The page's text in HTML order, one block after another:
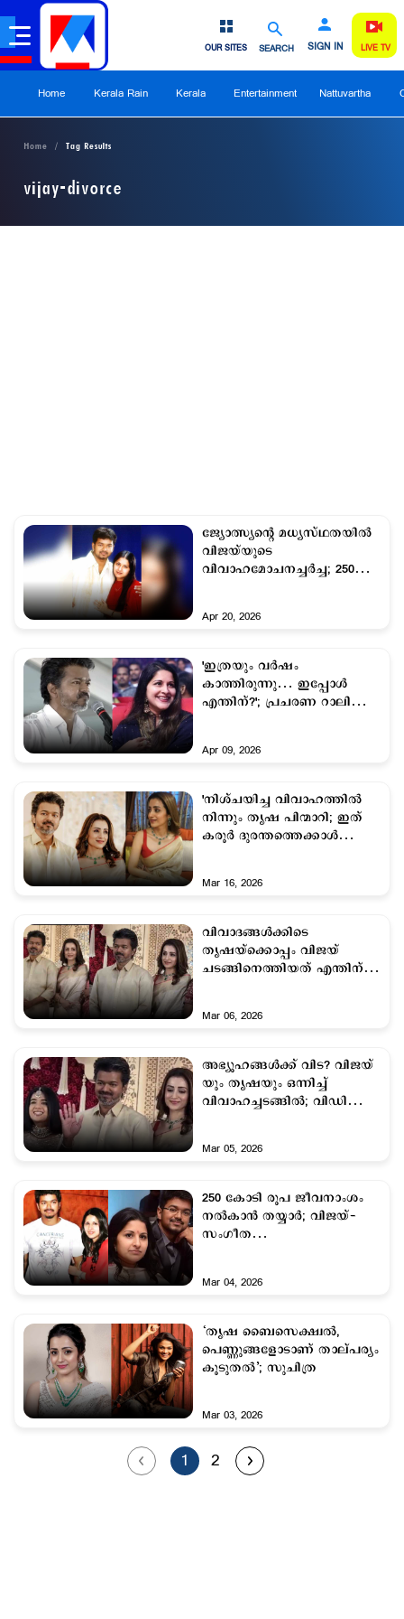
SEARCH SIGN IN
OUR SITES LIVE TV
Home Kerala Rain Kerala Entertainment Nattuvartha
Home Tag Results
vijay-divorce
ജ്യോത്സ്യന്റെ മധ്യസ്ഥതയില്‍
വി‍ജയ്​യുടെ
വിവാഹമോചനച്ചര്‍ച്ച; 250
Apr 20, 2026
'ഇത്രയും വർഷം
കാത്തിരുന്നു… ഇപ്പോൾ
എന്തിന്?'; പ്രചരണ റാലിയില്‍
Apr 09, 2026
'നിശ്ചയിച്ച വിവാഹത്തില്‍
നിന്നും തൃഷ പിന്മാറി; ഇത്
കരൂര്‍ ദുരന്തത്തെക്കാള്‍
Mar 16, 2026
വിവാദങ്ങള്‍ക്കിടെ
തൃഷയ്ക്കൊപ്പം വിജയ്
ചടങ്ങിനെത്തിയത് എന്തിന്?
Mar 06, 2026
അഭ്യൂഹങ്ങള്‍ക്ക് വിട? വിജയ്​
യും തൃഷയും ഒന്നിച്ച്
വിവാഹച്ചടങ്ങില്‍; വിഡിയോ
Mar 05, 2026
250 കോടി രൂപ ജീവനാംശം
നല്‍കാന്‍ തയ്യാര്‍; വിജയ്-
സംഗീത
Mar 04, 2026
‘തൃഷ ബൈസെക്ഷ്വൽ,
പെണ്ണുങ്ങളോടാണ് താല്പര്യം
കൂടുതൽ’; സുചിത്ര
Mar 03, 2026
1 2